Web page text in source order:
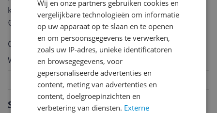
Specificaties
keuze te maken én maak je iedere maand kans op
€250,-!
Klik hier voor de actievoorwaarden.
Cijfer
Welk cijfer geef jij dit product?
7
4
2
Vraag 1 van 4
Wij en onze partners gebruiken cookies en
vergelijkbare technologieën om informatie
op uw apparaat op te slaan en te openen
en om persoonsgegevens te verwerken,
zoals uw IP-adres, unieke identificatoren
en browsegegevens, voor
gepersonaliseerde advertenties en
content, meting van advertenties en
content, doelgroepinzichten en
verbetering van diensten. Externe